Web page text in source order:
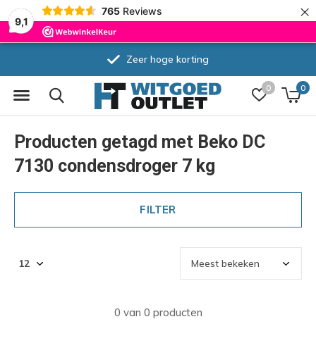
9,1
765 Reviews ×
0 0
Zeer hoge korting
Producten getagd met Beko DC
7130 condensdroger 7 kg
FILTER
0 van 0 producten